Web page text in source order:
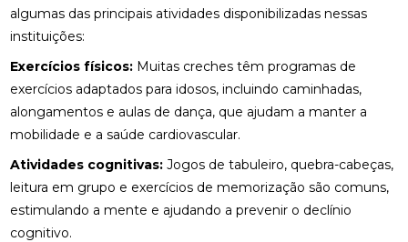
algumas das principais atividades disponibilizadas nessas
instituições:
Exercícios físicos: Muitas creches têm programas de
exercícios adaptados para idosos, incluindo caminhadas,
alongamentos e aulas de dança, que ajudam a manter a
mobilidade e a saúde cardiovascular.
Atividades cognitivas: Jogos de tabuleiro, quebra-cabeças,
leitura em grupo e exercícios de memorização são comuns,
estimulando a mente e ajudando a prevenir o declínio
cognitivo.